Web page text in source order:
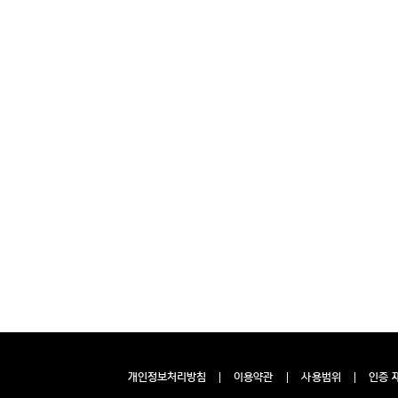
개인정보처리방침 이용약관 사용범위 인증